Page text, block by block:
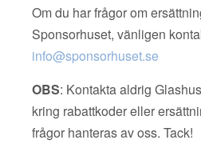
Om du har frågor om
Sponsorhuset, vänligen
info@sponsorhuset.se
OBS: Kontakta aldrig
kring rabattkoder eller
frågor hanteras av oss. Tack!